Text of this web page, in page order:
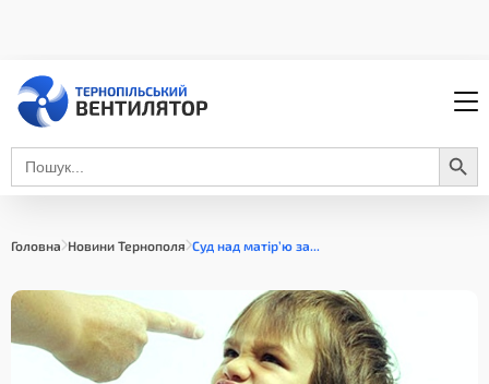
Search
for:
Search Button
Головна Новини Тернополя Суд над матір’ю за...